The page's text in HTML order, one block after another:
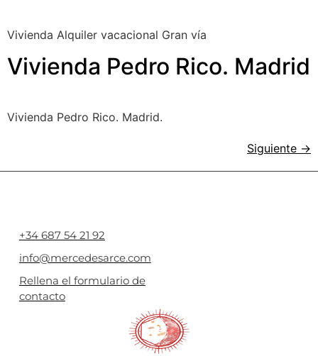
Vivienda Alquiler vacacional Gran vía
Vivienda Pedro Rico. Madrid
Vivienda Pedro Rico. Madrid.
Siguiente →
+34 687 54 21 92
info@mercedesarce.com
Rellena el formulario de
contacto